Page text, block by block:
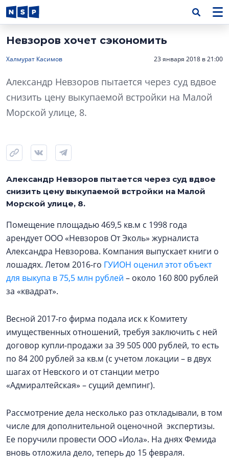
Невзоров хочет сэкономить
Халмурат Касимов 23 января 2018 в 21:00
Александр Невзоров пытается через суд вдвое
снизить цену выкупаемой встройки на Малой
Морской улице, 8.
Александр Невзоров пытается через суд вдвое
снизить цену выкупаемой встройки на Малой
Морской улице, 8.
Помещение площадью 469,5 кв.м с 1998 года
арендует ООО «Невзоров От Эколь» журналиста
Александра Невзорова. Компания выпускает книги о
лошадях. Летом 2016-го ГУИОН оценил этот объект
для выкупа в 75,5 млн рублей – около 160 800 рублей
за «квадрат».
Весной 2017-го фирма подала иск к Комитету
имущественных отношений, требуя заключить с ней
договор купли-продажи за 39 505 000 рублей, то есть
по 84 200 рублей за кв.м (с учетом локации – в двух
шагах от Невского и от станции метро
«Адмиралтейская» – сущий демпинг).
Рассмотрение дела несколько раз откладывали, в том
числе для дополнительной оценочной экспертизы.
Ее поручили провести ООО «Иола». На днях Фемида
вновь отложила дело, теперь до 15 февраля.